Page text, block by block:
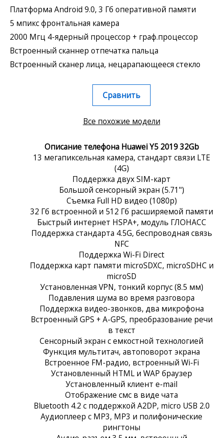
Платформа Android 9.0, 3 Гб оперативной памяти
5 мпикс фронтальная камера
2000 Мгц 4-ядерный процессор + граф.процессор
Встроенный сканнер отпечатка пальца
Встроенный сканер лица, нецарапающееся стекло
Сравнить
Все похожие модели
Описание телефона Huawei Y5 2019 32Gb
13 мегапиксельная камера, стандарт связи LTE
(4G)
Поддержка двух SIM-карт
Большой сенсорный экран (5.71")
Съемка Full HD видео (1080p)
32 Гб встроенной и 512 Гб расширяемой памяти
Быстрый интернет HSPA+, модуль ГЛОНАСС
Поддержка стандарта 4.5G, беспроводная связь
NFC
Поддержка Wi-Fi Direct
Поддержка карт памяти microSDXC, microSDHC и
microSD
Установленная VPN, тонкий корпус (8.5 мм)
Подавления шума во время разговора
Поддержка видео-звонков, два микрофона
Встроенный GPS + A-GPS, преобразование речи
в текст
Сенсорный экран c емкостной технологией
Функция мультитач, автоповорот экрана
Встроенное FM-радио, встроенный Wi-Fi
Установленный HTML и WAP браузер
Установленный клиент e-mail
Отображение смс в виде чата
Bluetooth 4.2 с поддержкой A2DP, micro USB 2.0
Аудиоплеер с MP3, MP3 и полифонические
рингтоны